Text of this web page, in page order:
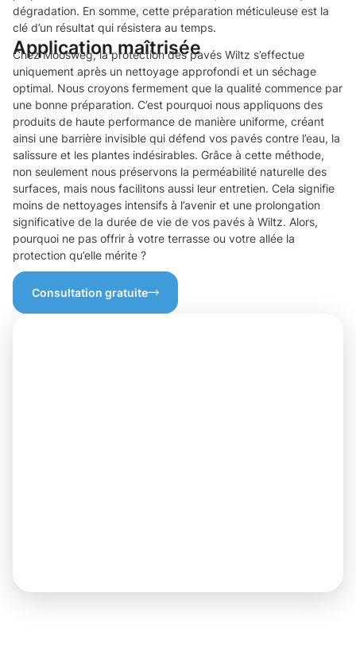
dégradation. En somme, cette préparation méticuleuse est la
clé d’un résultat qui résistera au temps.
Application maîtrisée
Chez Moosweg, la protection des pavés Wiltz s’effectue
uniquement après un nettoyage approfondi et un séchage
optimal. Nous croyons fermement que la qualité commence par
une bonne préparation. C’est pourquoi nous appliquons des
produits de haute performance de manière uniforme, créant
ainsi une barrière invisible qui défend vos pavés contre l’eau, la
salissure et les plantes indésirables. Grâce à cette méthode,
non seulement nous préservons la perméabilité naturelle des
surfaces, mais nous facilitons aussi leur entretien. Cela signifie
moins de nettoyages intensifs à l’avenir et une prolongation
significative de la durée de vie de vos pavés à Wiltz. Alors,
pourquoi ne pas offrir à votre terrasse ou votre allée la
protection qu’elle mérite ?
Consultation gratuite